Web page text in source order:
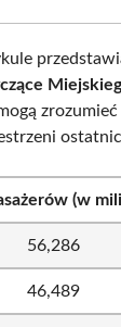
(w
56,286
46,489